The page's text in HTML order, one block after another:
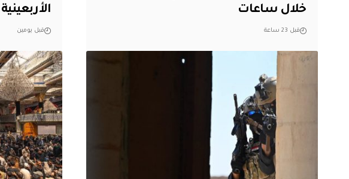
خلال ساعات
قبل 23 ساعة
الأربعينية
قبل يومين